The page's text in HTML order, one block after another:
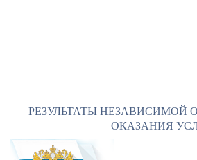
РЕЗУЛЬТАТЫ НЕЗАВИСИМОЙ
ОКАЗАНИЯ